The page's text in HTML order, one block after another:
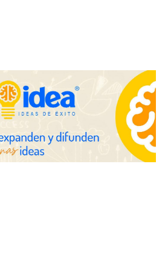
cuando un solo producto multiplica
profesional
lanzan el concurso ‘Talento Sénior’
creadas por y para mayores